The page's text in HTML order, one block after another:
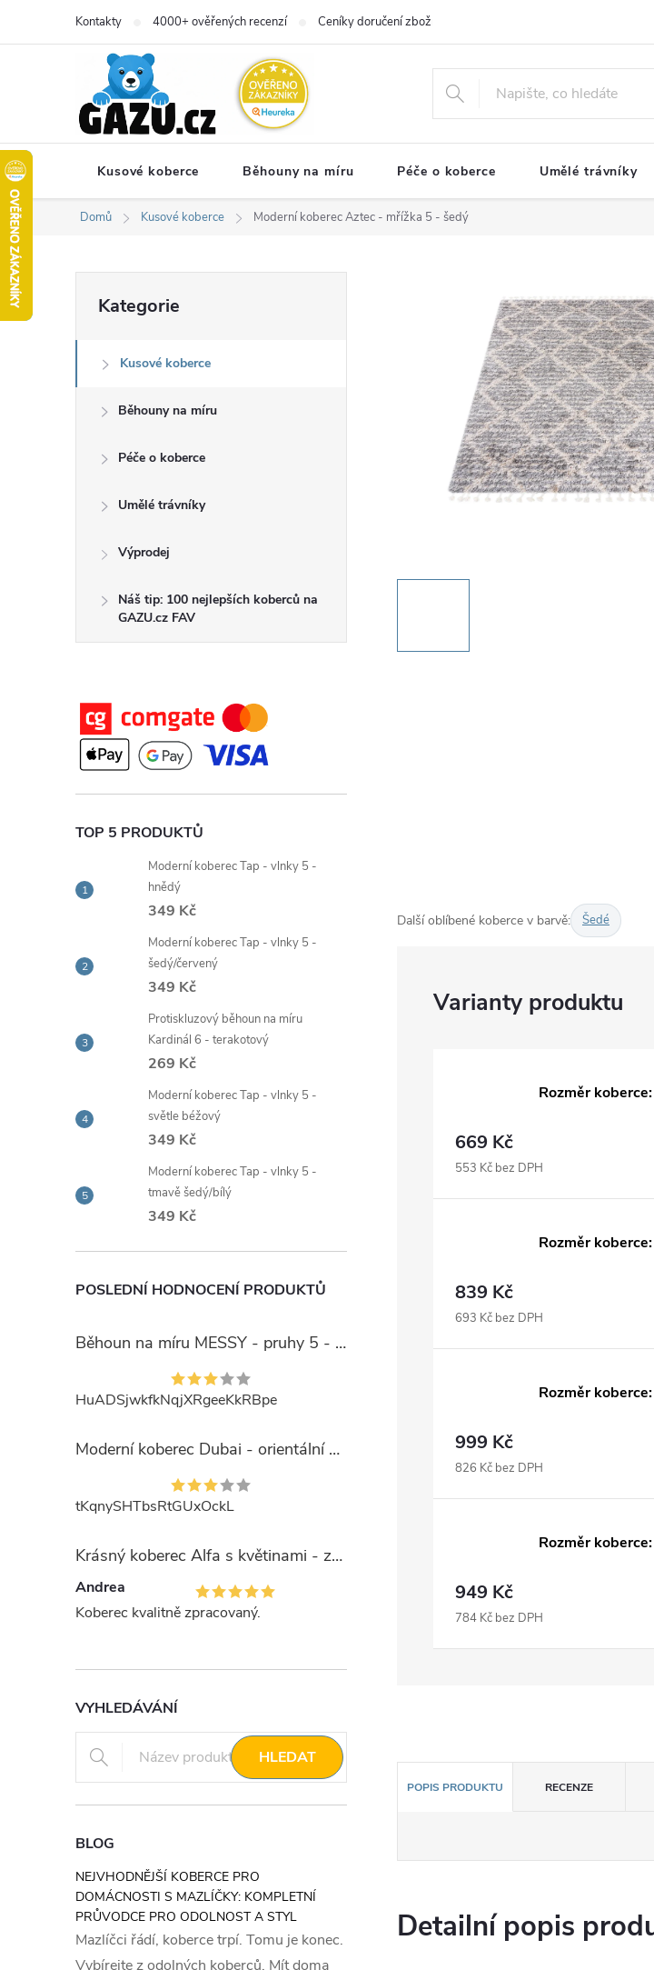
Kontakty 4000+ ověřených recenzí Ceníky doručení zboží
Kusové koberce Běhouny na míru Péče o koberce Umělé trávníky
Domů Kusové koberce Moderní koberec Aztec - mřížka 5 - šedý
o
s
í
p
a
n
e
l
kategorie
Kategorie
Kusové koberce
Běhouny na míru
Péče o koberce
Umělé trávníky
Výprodej
Náš tip: 100 nejlepších koberců na
GAZU.cz FAV
TOP 5 PRODUKTŮ
Moderní koberec Tap - vlnky 5 -
hnědý
349 Kč
Moderní koberec Tap - vlnky 5 -
šedý/červený
349 Kč
Protiskluzový běhoun na míru
Kardinál 6 - terakotový
269 Kč
Moderní koberec Tap - vlnky 5 -
světle béžový
349 Kč
Moderní koberec Tap - vlnky 5 -
tmavě šedý/bílý
349 Kč
POSLEDNÍ HODNOCENÍ PRODUKTŮ
Běhoun na míru MESSY - pruhy 5 - béžový
HuADSjwkfkNqjXRgeeKkRBpe
Moderní koberec Dubai - orientální 6 - červený
tKqnySHTbsRtGUxOckL
Krásný koberec Alfa s květinami - zelený
Andrea
Koberec kvalitně zpracovaný.
VYHLEDÁVÁNÍ
HLEDAT
BLOG
NEJVHODNĚJŠÍ KOBERCE PRO
DOMÁCNOSTI S MAZLÍČKY: KOMPLETNÍ
PRŮVODCE PRO ODOLNOST A STYL
Mazlíčci řádí, koberce trpí. Tomu je konec.
Vybírejte z odolných koberců. Mít doma
Další oblíbené koberce v barvě: Šedé
Rozměr
669 Kč
553 Kč bez DPH
Rozměr
839 Kč
693 Kč bez DPH
Rozměr
999 Kč
826 Kč bez DPH
Rozměr
949 Kč
784 Kč bez DPH
POPIS PRODUKTU RECENZE
Detailní popis